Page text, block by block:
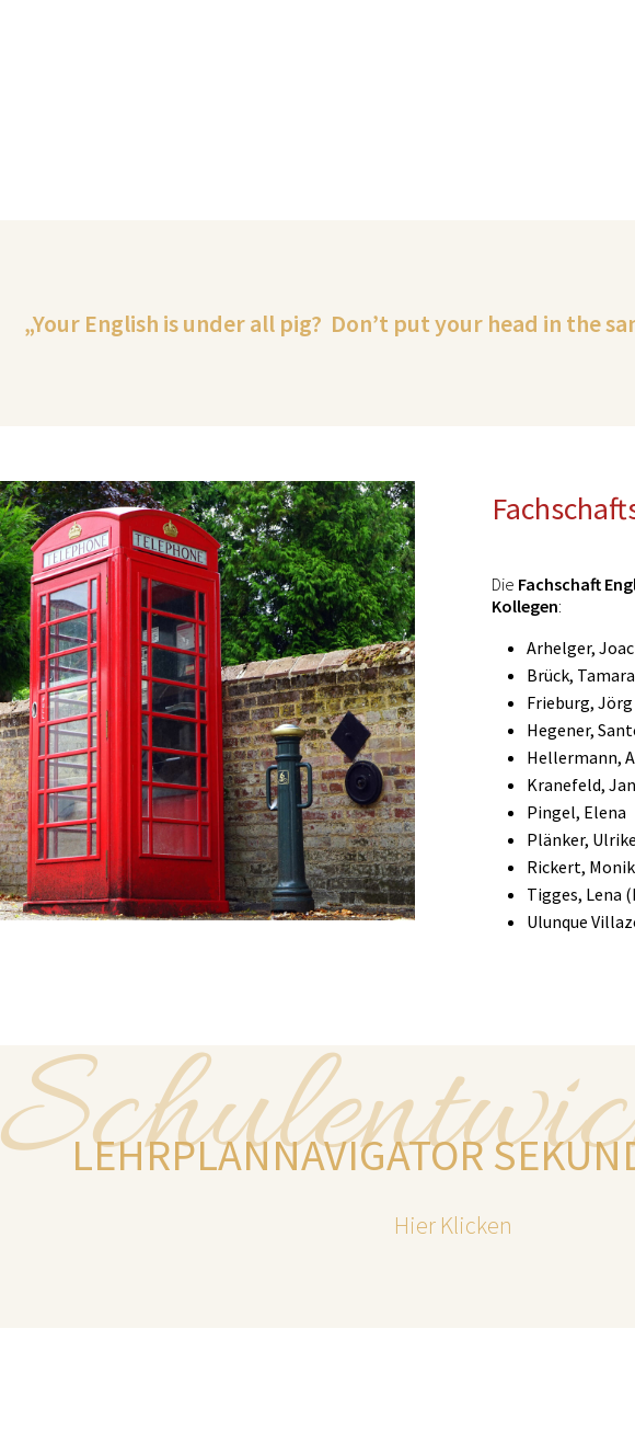
„Your English is under all pig? Don’t put your head in the
Die Fachschaft
Kollegen:
Arhelger,
Brück, Tamara
Frieburg, Jörg
Hegener,
Hellermann,
Kranefeld,
Pingel, Elena
Plänker, Ulrike
Rickert,
Tigges, Lena
Ulunque
LEHRPLANNAVIGATOR
Hier Klicken